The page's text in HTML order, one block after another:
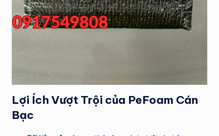
Lợi Ích Vượt Trội của PeFoam Cán
Bạc